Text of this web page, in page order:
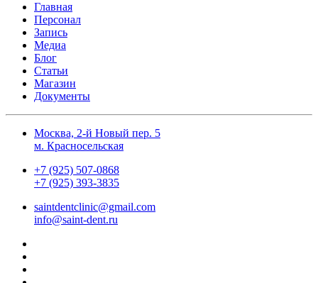
Главная
Персонал
Запись
Медиа
Блог
Статьи
Магазин
Документы
Москва, 2-й Новый пер. 5
м. Красносельская
+7 (925) 507-0868
+7 (925) 393-3835
saintdentclinic@gmail.com
info@saint-dent.ru